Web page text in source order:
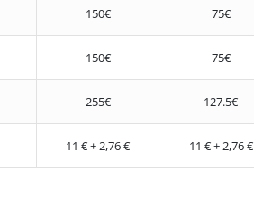
150€ 75€
150€ 75€
255€ 127.5€
11 € + 2,76 € 11 € + 2,76 €